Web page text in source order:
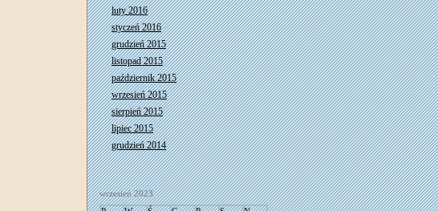
luty 2016
styczeń 2016
grudzień 2015
listopad 2015
październik 2015
wrzesień 2015
sierpień 2015
lipiec 2015
grudzień 2014
wrzesień 2023